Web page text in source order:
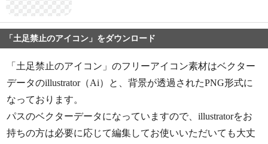
「土足禁止のアイコン」をダウンロード
「土足禁止のアイコン」のフリーアイコン素材はベクター
データのillustrator（Ai）と、背景が透過されたPNG形式に
なっております。
パスのベクターデータになっていますので、illustratorをお
持ちの方は必要に応じて編集してお使いいただいても大丈